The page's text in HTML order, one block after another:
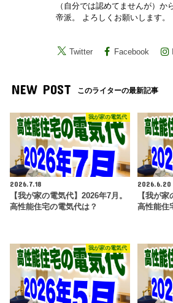
（自分では認めてませんが）か
帝派。 よろしくお願いします。
Twitter Facebook
NEW POST このライターの最新記事
我が家の電気代
2026.7.18
【我が家の電気代】2026年7月。
高性能住宅の電気代は？
2026.6.20
【我が家
高性能住
我が家の電気代